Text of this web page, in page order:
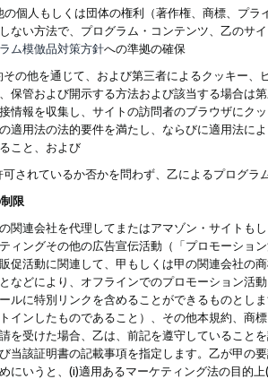
の個人もしくは団体の権利（著作権、商標、プ
ない方法で、プログラム・コンテンツ、乙のサ
ム模倣品対策方針への準拠の確保
その他を通じて、および第三者によるクッキー
保管および開示する方法および該当する場合は
情報を収集し、サイトの訪問者のブラウザにク
適用法の法的要件を満たし、ならびに適用法に
こと、および
可されているか否かを問わず、乙によるプログ
限
関連会社を代理してまたはアマゾン・サイトも
ィングその他の広告宣伝活動（「プロモーショ
促活動に関連して、甲もしくは甲の関連会社の
などにより、オフラインでのプロモーション活
ルに特別リンクを含めることができるものとし
インしたものであること）、その他本規約、商
を受けた場合、乙は、前記を遵守していること
当該証明書の記載事項を指定します。乙が甲の
にいうと、(i)適用あるマーケティング法の目的